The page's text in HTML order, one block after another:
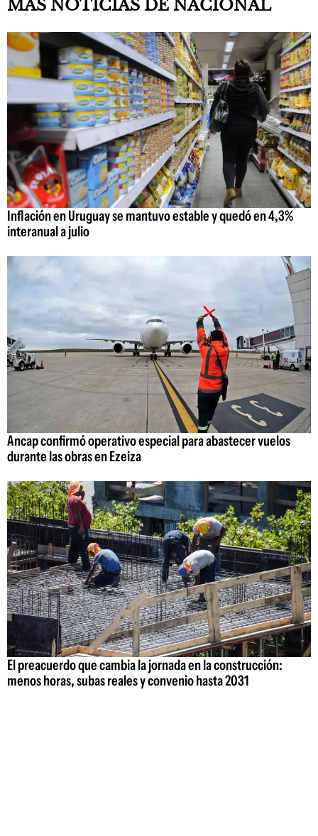
MAS NOTICIAS DE NACIONAL
Inflación en Uruguay se mantuvo estable y quedó en 4,3%
interanual a julio
Ancap confirmó operativo especial para abastecer vuelos
durante las obras en Ezeiza
El preacuerdo que cambia la jornada en la construcción:
menos horas, subas reales y convenio hasta 2031